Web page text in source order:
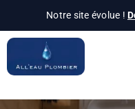
Notre site évolue !
Passer
contenu